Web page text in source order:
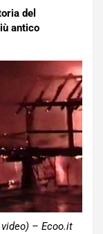
del
antico
– Ecoo.it